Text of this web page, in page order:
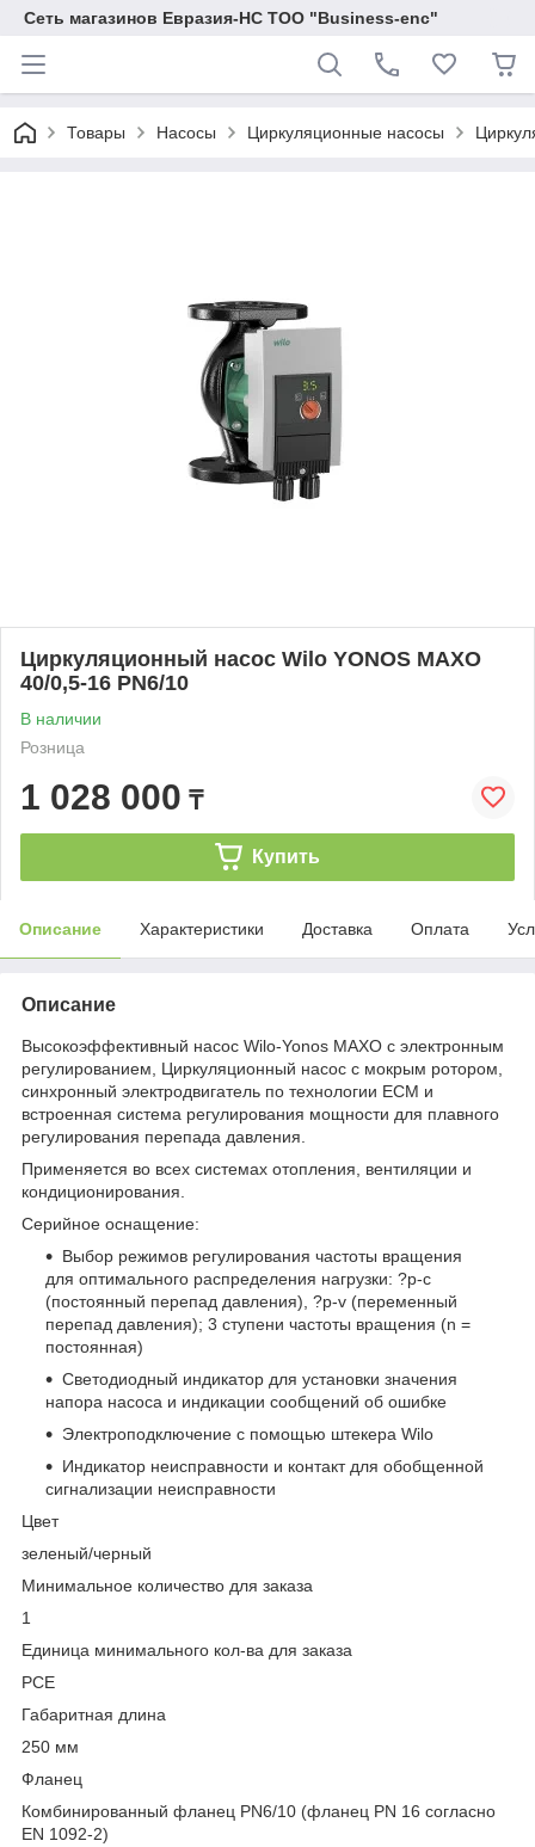
Сеть магазинов Евразия-НС ТОО "Business-enc"
Товары Насосы Циркуляционные насосы
Циркуляционный насос Wilo YONOS MAXO
40/0,5-16 PN6/10
В наличии
Розница
1 028 000 ₸
Купить
Описание Характеристики Доставка Оплата
Описание
Высокоэффективный насос Wilo-Yonos MAXO с электронным
регулированием, Циркуляционный насос с мокрым ротором,
синхронный электродвигатель по технологии ECM и
встроенная система регулирования мощности для плавного
регулирования перепада давления.
Применяется во всех системах отопления, вентиляции и
кондиционирования.
Серийное оснащение:
Выбор режимов регулирования частоты вращения
для оптимального распределения нагрузки: ?p-c
(постоянный перепад давления), ?p-v (переменный
перепад давления); 3 ступени частоты вращения (n =
постоянная)
Светодиодный индикатор для установки значения
напора насоса и индикации сообщений об ошибке
Электроподключение с помощью штекера Wilo
Индикатор неисправности и контакт для обобщенной
сигнализации неисправности
Цвет
зеленый/черный
Минимальное количество для заказа
1
Единица минимального кол-ва для заказа
PCE
Габаритная длина
250 мм
Фланец
Комбинированный фланец PN6/10 (фланец PN 16 согласно
EN 1092-2)